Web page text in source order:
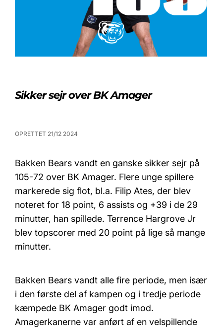
Sikker sejr over BK Amager
OPRETTET 21/12 2024
Bakken Bears vandt en ganske sikker sejr på
105-72 over BK Amager. Flere unge spillere
markerede sig flot, bl.a. Filip Ates, der blev
noteret for 18 point, 6 assists og +39 i de 29
minutter, han spillede. Terrence Hargrove Jr
blev topscorer med 20 point på lige så mange
minutter.
Bakken Bears vandt alle fire periode, men især
i den første del af kampen og i tredje periode
kæmpede BK Amager godt imod.
Amagerkanerne var anført af en velspillende